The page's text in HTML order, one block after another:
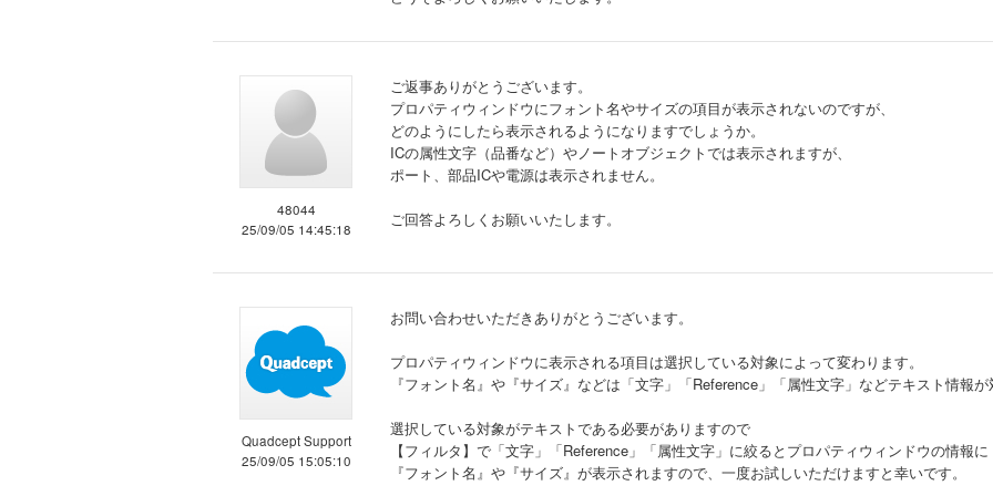
48044
25/09/05 14:45:18
ご返事ありがとうございます。
プロパティウィンドウにフォント名やサイズの項目が表示されないのですが、
どのようにしたら表示されるようになりますでしょうか。
ICの属性文字（品番など）やノートオブジェクトでは表示されますが、
ポート、部品ICや電源は表示されません。
ご回答よろしくお願いいたします。
Quadcept Support
25/09/05 15:05:10
お問い合わせいただきありがとうございます。
プロパティウィンドウに表示される項目は選択している対象によって変わります。
『フォント名』や『サイズ』などは「文字」「Reference」「属性文字」などテキスト情報が
選択している対象がテキストである必要がありますので
【フィルタ】で「文字」「Reference」「属性文字」に絞るとプロパティウィンドウの情報に
『フォント名』や『サイズ』が表示されますので、一度お試しいただけますと幸いです。